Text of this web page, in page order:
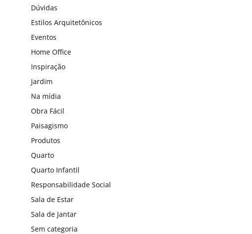
Dúvidas
Estilos Arquitetônicos
Eventos
Home Office
Inspiração
Jardim
Na mídia
Obra Fácil
Paisagismo
Produtos
Quarto
Quarto Infantil
Responsabilidade Social
Sala de Estar
Sala de Jantar
Sem categoria